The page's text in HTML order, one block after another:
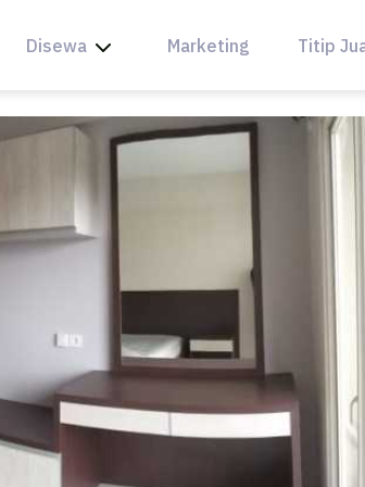
Disewa Marketing Titip